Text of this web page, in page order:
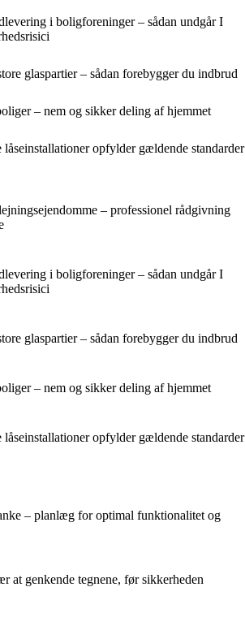
i boligforeninger – sådan undgår I
glaspartier – sådan forebygger du indbrud
– nem og sikker deling af hjemmet
låseinstallationer opfylder gældende standarder
– professionel rådgivning
i boligforeninger – sådan undgår I
glaspartier – sådan forebygger du indbrud
– nem og sikker deling af hjemmet
låseinstallationer opfylder gældende standarder
– planlæg for optimal funktionalitet og
at genkende tegnene, før sikkerheden